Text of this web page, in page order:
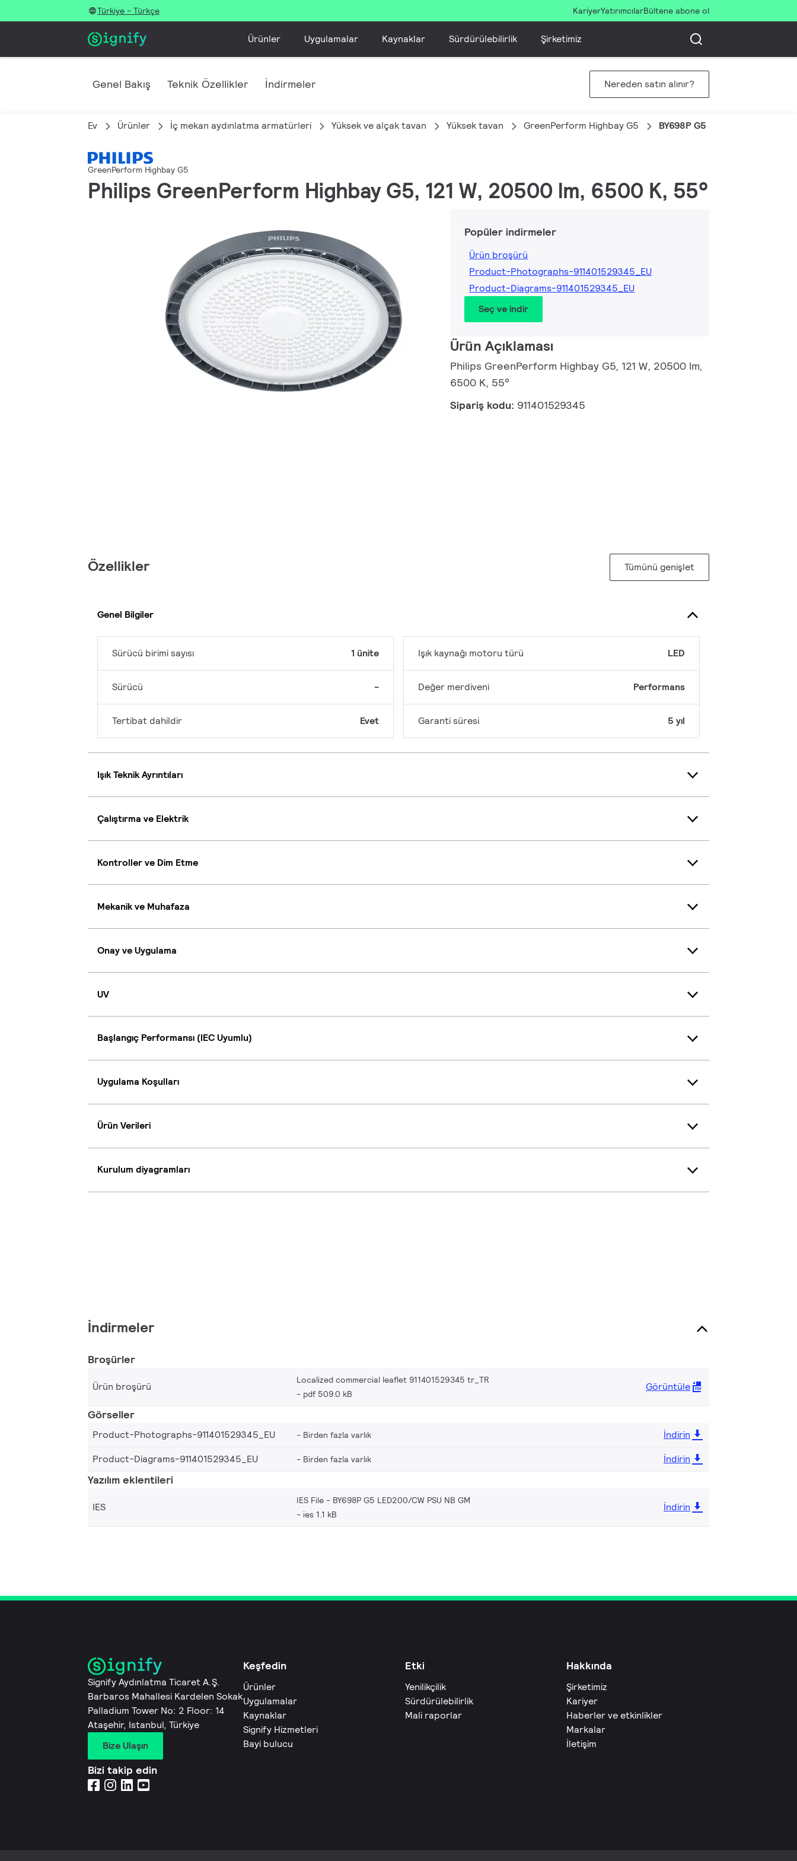
Türkiye - Türkçe KariyerYatırımcılarBültene abone ol
Ürünler Uygulamalar Kaynaklar Sürdürülebilirlik Şirketimiz
Genel Bakış Teknik Özellikler İndirmeler Nereden satın alınır?
Ev Ürünler İç mekan aydınlatma armatürleri Yüksek ve alçak tavan Yüksek tavan GreenPerform Highbay G5 BY698P G5 LED200/CW PSU
GreenPerform Highbay G5
Philips GreenPerform Highbay G5, 121 W, 20500 lm, 6500 K, 55°
Popüler indirmeler
Ürün broşürü
Product-Photographs-911401529345_EU
Product-Diagrams-911401529345_EU
Seç ve indir
Ürün Açıklaması
Philips GreenPerform Highbay G5, 121 W, 20500 lm,
6500 K, 55°
Sipariş kodu: 911401529345
Özellikler Tümünü genişlet
Genel Bilgiler
Sürücü birimi sayısı 1 ünite
Sürücü -
Tertibat dahildir Evet
Işık kaynağı motoru türü LED
Değer merdiveni Performans
Garanti süresi 5 yıl
Işık Teknik Ayrıntıları
Çalıştırma ve Elektrik
Kontroller ve Dim Etme
Mekanik ve Muhafaza
Onay ve Uygulama
UV
Başlangıç Performansı (IEC Uyumlu)
Uygulama Koşulları
Ürün Verileri
Kurulum diyagramları
İndirmeler
Broşürler
Ürün broşürü
Localized commercial leaflet 911401529345 tr_TR
pdf 509.0 kB
Görüntüle
Görseller
Product-Photographs-911401529345_EU Birden fazla varlık
İndirin
Product-Diagrams-911401529345_EU
Birden fazla varlık İndirin
Yazılım eklentileri
IES
IES File - BY698P G5 LED200/CW PSU NB GM
ies 1.1 kB
İndirin
Signify Aydınlatma Ticaret A.Ş.
Barbaros Mahallesi Kardelen Sokak
Palladium Tower No: 2 Floor: 14
Ataşehir, Istanbul, Türkiye
Bize Ulaşın
Bizi takip edin
Keşfedin
Ürünler
Uygulamalar
Kaynaklar
Signify Hizmetleri
Bayi bulucu
Etki
Yenilikçilik
Sürdürülebilirlik
Mali raporlar
Hakkında
Şirketimiz
Kariyer
Haberler ve etkinlikler
Markalar
İletişim